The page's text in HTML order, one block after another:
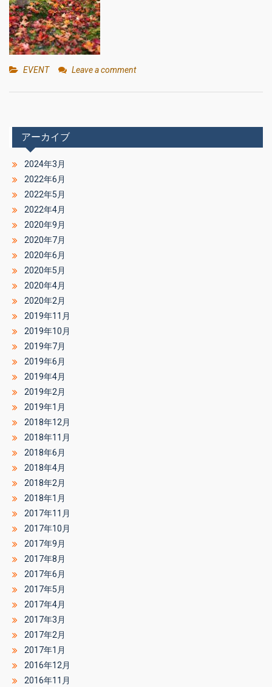
EVENT Leave a comment
アーカイブ
2024年3月
2022年6月
2022年5月
2022年4月
2020年9月
2020年7月
2020年6月
2020年5月
2020年4月
2020年2月
2019年11月
2019年10月
2019年7月
2019年6月
2019年4月
2019年2月
2019年1月
2018年12月
2018年11月
2018年6月
2018年4月
2018年2月
2018年1月
2017年11月
2017年10月
2017年9月
2017年8月
2017年6月
2017年5月
2017年4月
2017年3月
2017年2月
2017年1月
2016年12月
2016年11月